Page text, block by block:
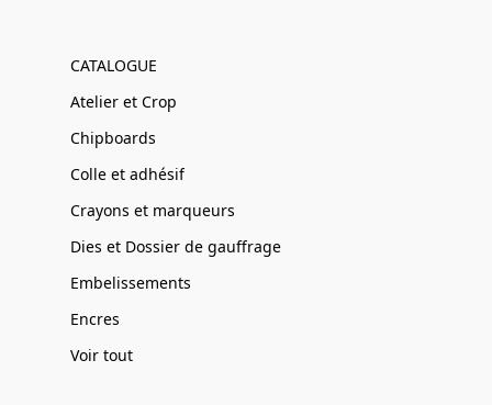
CATALOGUE
Atelier et Crop
Chipboards
Colle et adhésif
Crayons et marqueurs
Dies et Dossier de gauffrage
Embelissements
Encres
Voir tout